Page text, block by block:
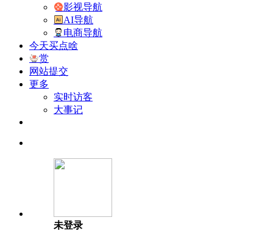
影视导航
AI导航
电商导航
今天买点啥
赏
网站提交
更多
实时访客
大事记
未登录